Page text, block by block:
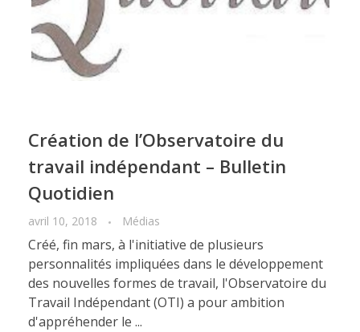
Création de l’Observatoire du
travail indépendant – Bulletin
Quotidien
avril 10, 2018 Médias
Créé, fin mars, à l'initiative de plusieurs
personnalités impliquées dans le développement
des nouvelles formes de travail, l'Observatoire du
Travail Indépendant (OTI) a pour ambition
d'appréhender le ...